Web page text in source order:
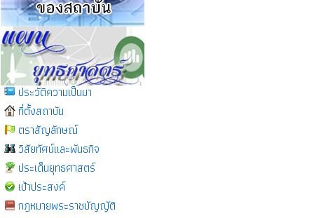
ประวัติความเป็นมา
ที่ตั้งสถาบัน
ตราสัญลักษณ์
วิสัยทัศน์และพันธกิจ
ประเด็นยุทธศาสตร์
เป้าประสงค์
กฎหมายพระราชบัญญัติ